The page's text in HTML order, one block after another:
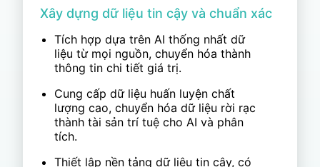
Rút ngắn lộ trình từ dữ liệu đến quyết
Tích hợp dữ liệu qua các hệ thống
POS, CRM, ERP và IT/OT, với AI tự
Đảm bảo an ninh dữ liệu với triển khai
SaaS hoặc private, được hỗ trợ bởi
các tiêu chuẩn ISO và quản trị nghiêm